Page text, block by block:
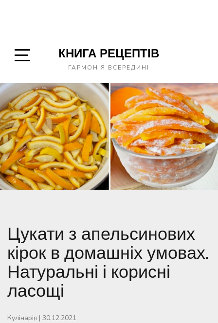
Sidebar
КНИГА РЕЦЕПТІВ
ГАРМОНІЯ ВСЕРЕДИНІ
Цукати з апельсинових
кірок в домашніх умовах.
Натуральні і корисні
ласощі
Кулінарія | 30.12.2021